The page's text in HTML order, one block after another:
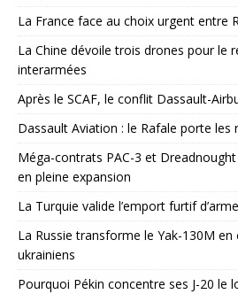
La France face au choix urgent entre
La Chine dévoile trois drones pour le
interarmées
Après le SCAF, le conflit Dassault-
Dassault Aviation : le Rafale porte les
Méga-contrats PAC-3 et Dreadnought
en pleine expansion
La Turquie valide l’emport furtif
La Russie transforme le Yak-130M en
ukrainiens
Pourquoi Pékin concentre ses J-20 le